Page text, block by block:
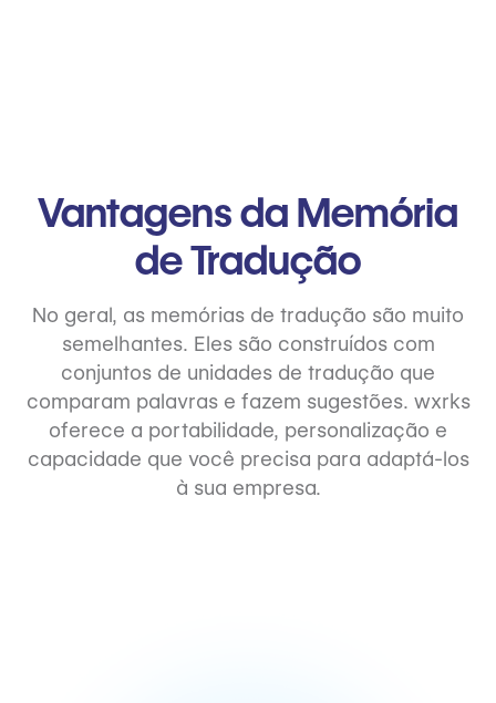
Vantagens da Memória
de Tradução
No geral, as memórias de tradução são muito
semelhantes. Eles são construídos com
conjuntos de unidades de tradução que
comparam palavras e fazem sugestões. wxrks
oferece a portabilidade, personalização e
capacidade que você precisa para adaptá-los
à sua empresa.